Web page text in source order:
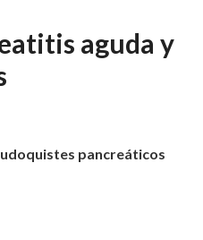
aguda y
pancreáticos